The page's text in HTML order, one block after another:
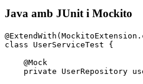
Java amb JUnit i Mockito
@ExtendWith ( MockitoExtension .
class UserServiceTest {
    @
Mock
    private
UserRepository